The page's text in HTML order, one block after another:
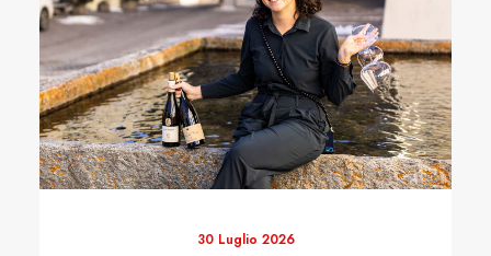
30 Luglio 2026